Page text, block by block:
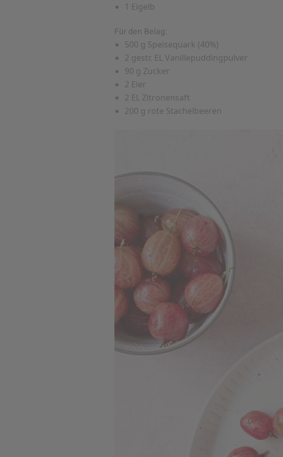
1 Eigelb
Für den Belag:
500 g Speisequark (40%)
2 gestr. EL Vanillepuddingpulver
90 g Zucker
2 Eier
2 EL Zitronensaft
200 g rote Stachelbeeren